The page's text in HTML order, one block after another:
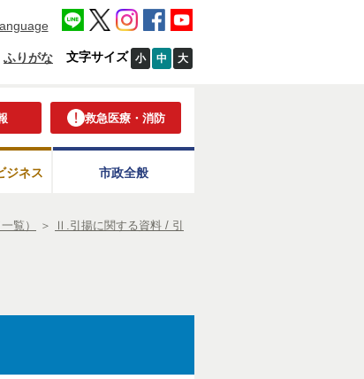
ふりがな 文字サイズ 小 中 大
救急医療・消防
ジネス 市政全般
覧） ＞
Ⅱ.引揚に関する資料 / 引